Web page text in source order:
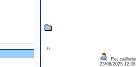
: 0
Re:
23/06/2025